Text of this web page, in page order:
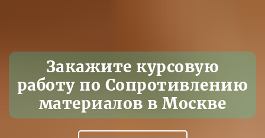
Закажите курсовую
работу по Сопротивлению
материалов в Москве